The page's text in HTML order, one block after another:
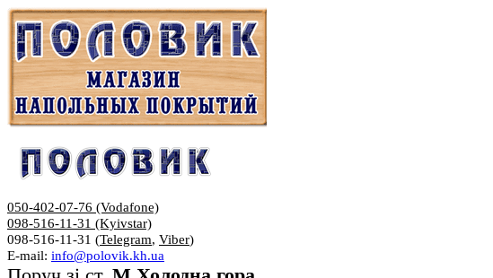
050-402-07-76 (Vodafone)
098-516-11-31 (Kyivstar)
098-516-11-31 (Telegram, Viber)
E-mail: info@polovik.kh.ua